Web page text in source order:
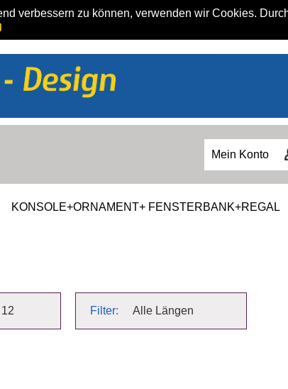
verbessern zu können, verwenden wir Cookies.
Mein Konto
KONSOLE+ORNAMENT+ FENSTERBANK+REGAL
12 Filter: Alle Längen